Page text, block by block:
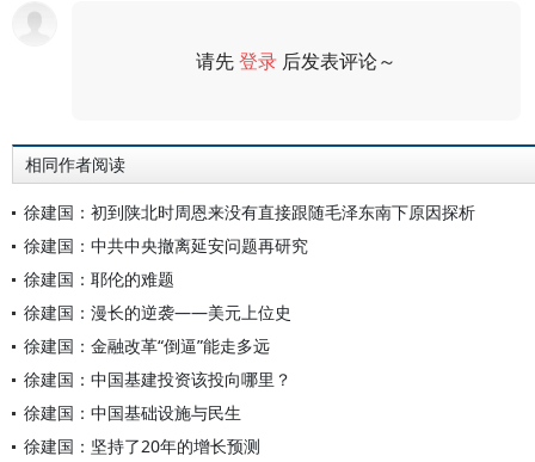
请先登录 后发表评论～
相同作者阅读
徐建国：初到陕北时周恩来没有直接跟随毛泽东南下原因探析
徐建国：中共中央撤离延安问题再研究
徐建国：耶伦的难题
徐建国：漫长的逆袭——美元上位史
徐建国：金融改革“倒逼”能走多远
徐建国：中国基建投资该投向哪里？
徐建国：中国基础设施与民生
徐建国：坚持了20年的增长预测